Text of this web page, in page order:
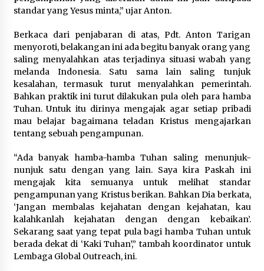
standar yang Yesus minta,” ujar Anton.
Berkaca dari penjabaran di atas, Pdt. Anton Tarigan
menyoroti, belakangan ini ada begitu banyak orang yang
saling menyalahkan atas terjadinya situasi wabah yang
melanda Indonesia. Satu sama lain saling tunjuk
kesalahan, termasuk turut menyalahkan pemerintah.
Bahkan praktik ini turut dilakukan pula oleh para hamba
Tuhan. Untuk itu dirinya mengajak agar setiap pribadi
mau belajar bagaimana teladan Kristus mengajarkan
tentang sebuah pengampunan.
“Ada banyak hamba-hamba Tuhan saling menunjuk-
nunjuk satu dengan yang lain. Saya kira Paskah ini
mengajak kita semuanya untuk melihat standar
pengampunan yang Kristus berikan. Bahkan Dia berkata,
‘Jangan membalas kejahatan dengan kejahatan, kau
kalahkanlah kejahatan dengan dengan kebaikan’.
Sekarang saat yang tepat pula bagi hamba Tuhan untuk
berada dekat di ‘Kaki Tuhan’,” tambah koordinator untuk
Lembaga Global Outreach, ini.